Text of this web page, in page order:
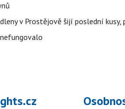
v Prostějově šijí poslední kusy,